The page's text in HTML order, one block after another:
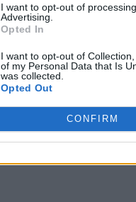
I want to opt-out of
Advertising.
Opted In
I want to opt-out of
of my Personal Data that Is
was collected.
Opted Out
CONFIRM